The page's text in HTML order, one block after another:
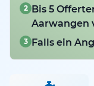
2 Bis 5
Aarwangen
3 Falls ein